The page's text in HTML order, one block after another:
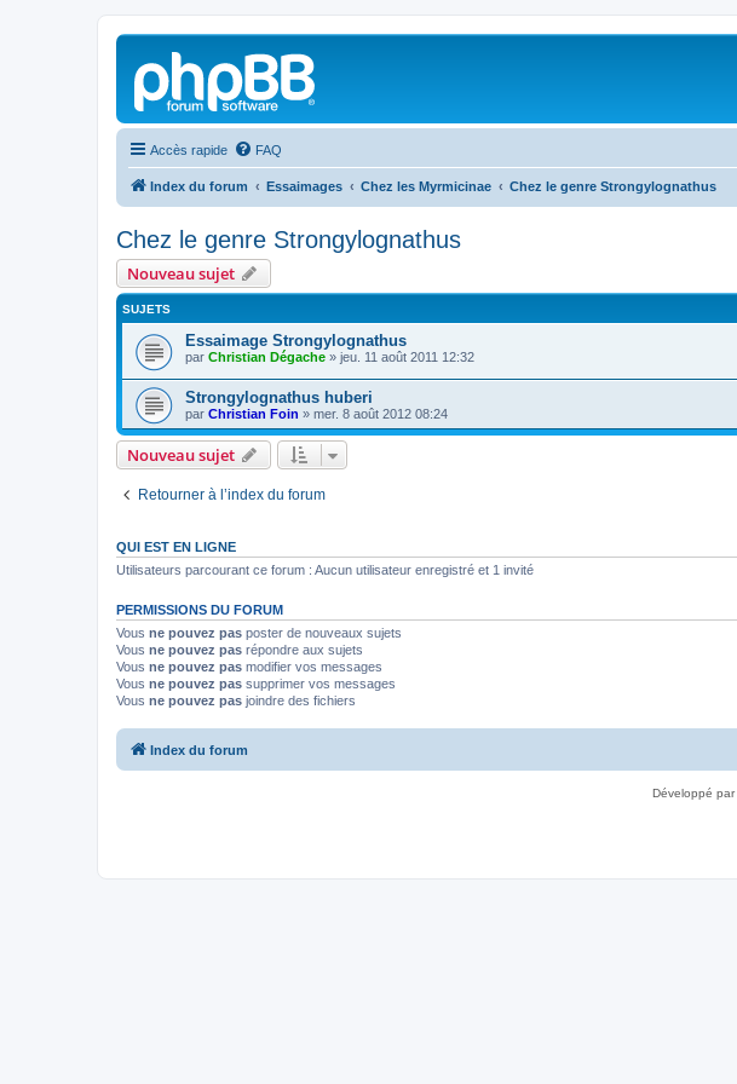
Accès rapide FAQ
Index du forum Essaimages Chez les Myrmicinae Chez le genre Strongylognathus
Chez le genre Strongylognathus
Nouveau sujet
SUJETS
Essaimage Strongylognathus
par Christian Dégache » jeu. 11 août 2011 12:32
Strongylognathus huberi
par Christian Foin » mer. 8 août 2012 08:24
Nouveau sujet
Retourner à l’index du forum
QUI EST EN LIGNE
Utilisateurs parcourant ce forum : Aucun utilisateur enregistré et 1 invité
PERMISSIONS DU FORUM
Vous ne pouvez pas poster de nouveaux sujets
Vous ne pouvez pas répondre aux sujets
Vous ne pouvez pas modifier vos messages
Vous ne pouvez pas supprimer vos messages
Vous ne pouvez pas joindre des fichiers
Index du forum
Développé par